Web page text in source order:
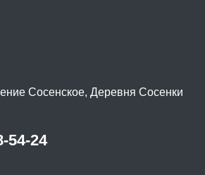
Сосенское, Деревня Сосенки
54-24